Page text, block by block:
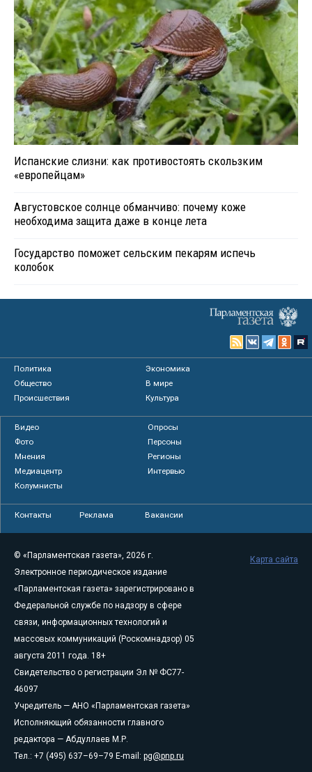
Испанские слизни: как противостоять скользким
«европейцам»
Августовское солнце обманчиво: почему коже
необходима защита даже в конце лета
Государство поможет сельским пекарям испечь
колобок
Политика
Экономика
Общество
В мире
Происшествия
Культура
Видео
Опросы
Фото
Персоны
Мнения
Регионы
Медиацентр
Интервью
Колумнисты
Контакты Реклама Вакансии
© «Парламентская газета», 2026 г.
Электронное периодическое издание
«Парламентская газета» зарегистрировано в
Федеральной службе по надзору в сфере
связи, информационных технологий и
массовых коммуникаций (Роскомнадзор) 05
августа 2011 года. 18+
Свидетельство о регистрации Эл № ФС77-
46097
Учредитель — АНО «Парламентская газета»
Исполняющий обязанности главного
редактора — Абдуллаев М.Р.
Тел.: +7 (495) 637–69–79 E-mail: pg@pnp.ru
Карта сайта